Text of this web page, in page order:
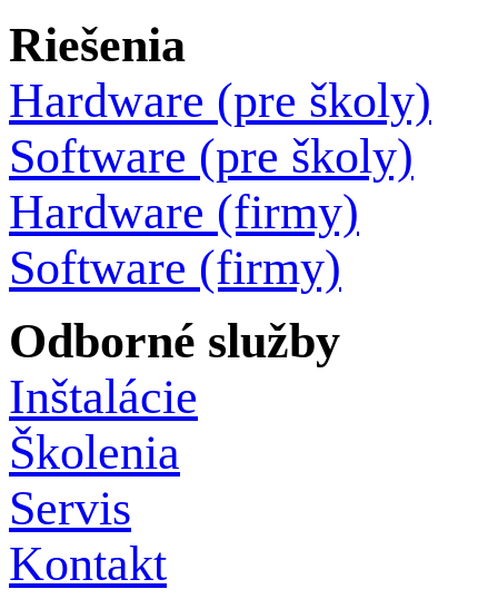
Riešenia
Hardware (pre školy)
Software (pre školy)
Hardware (firmy)
Software (firmy)
Odborné služby
Inštalácie
Školenia
Servis
Kontakt